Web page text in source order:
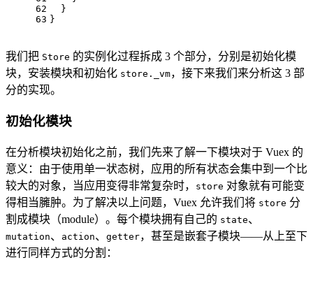
62
63
  }
}
我们把 Store 的实例化过程拆成 3 个部分，分别是初始化模
块，安装模块和初始化 store._vm，接下来我们来分析这 3 部
分的实现。
初始化模块
在分析模块初始化之前，我们先来了解一下模块对于 Vuex 的
意义：由于使用单一状态树，应用的所有状态会集中到一个比
较大的对象，当应用变得非常复杂时，
store 对象就有可能变
得相当臃肿。为了解决以上问题，Vuex 允许我们将 store 分
割成模块（module）。每个模块拥有自己的 state、
mutation、 action、 getter，甚至是嵌套子模块——从上至下
进行同样方式的分割：